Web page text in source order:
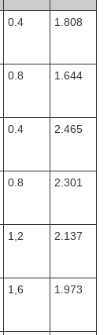
0.4 1.808
0.8 1.644
0.4 2.465
0.8 2.301
1,2 2.137
1,6 1.973